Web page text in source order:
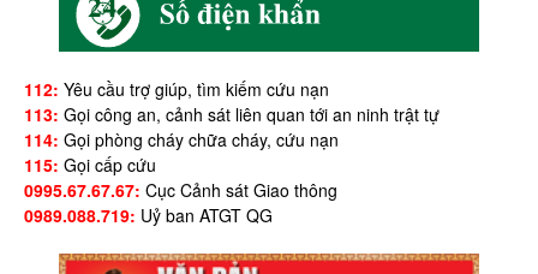
112: Yêu cầu trợ giúp, tìm kiếm cứu nạn
113: Gọi công an, cảnh sát liên quan tới an ninh trật tự
114: Gọi phòng cháy chữa cháy, cứu nạn
115: Gọi cấp cứu
0995.67.67.67: Cục Cảnh sát Giao thông
0989.088.719: Uỷ ban ATGT QG